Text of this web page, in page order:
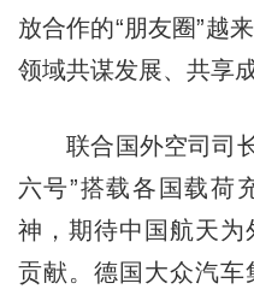
放合作的“朋友圈”越
领域共谋发展、共享成
联合国外空司司长
六号”搭载各国载荷
神，期待中国航天为
贡献。德国大众汽车